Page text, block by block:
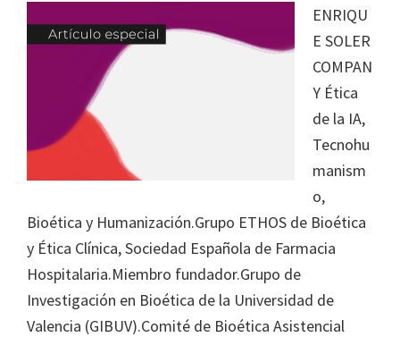
ENRIQU
E SOLER
COMPAN
Y Ética
de la IA,
Tecnohu
manism
o,
Bioética y Humanización.Grupo ETHOS de Bioética
y Ética Clínica, Sociedad Española de Farmacia
Hospitalaria.Miembro fundador.Grupo de
Investigación en Bioética de la Universidad de
Valencia (GIBUV).Comité de Bioética Asistencial